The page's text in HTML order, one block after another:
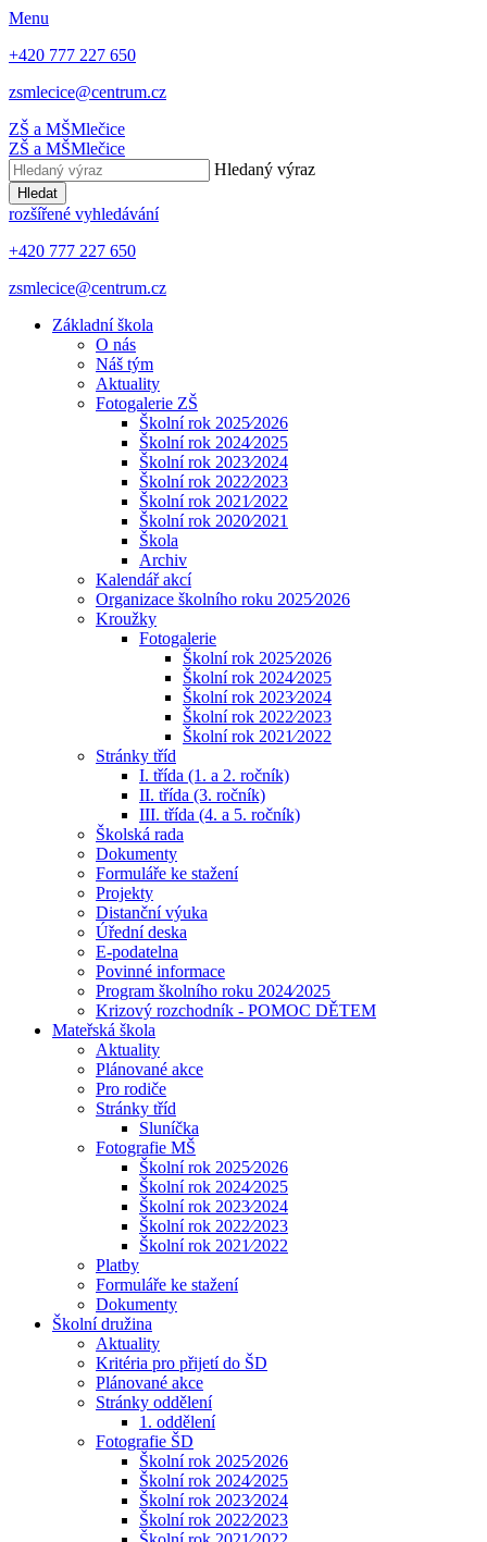
Menu
+420 777 227 650
zsmlecice@centrum.cz
ZŠ a MŠMlečice
ZŠ a MŠMlečice
Hledaný výraz
Hledat
rozšířené vyhledávání
+420 777 227 650
zsmlecice@centrum.cz
Základní škola
O nás
Náš tým
Aktuality
Fotogalerie ZŠ
Školní rok 2025⁄2026
Školní rok 2024⁄2025
Školní rok 2023⁄2024
Školní rok 2022⁄2023
Školní rok 2021⁄2022
Školní rok 2020⁄2021
Škola
Archiv
Kalendář akcí
Organizace školního roku 2025⁄2026
Kroužky
Fotogalerie
Školní rok 2025⁄2026
Školní rok 2024⁄2025
Školní rok 2023⁄2024
Školní rok 2022⁄2023
Školní rok 2021⁄2022
Stránky tříd
I. třída (1. a 2. ročník)
II. třída (3. ročník)
III. třída (4. a 5. ročník)
Školská rada
Dokumenty
Formuláře ke stažení
Projekty
Distanční výuka
Úřední deska
E-podatelna
Povinné informace
Program školního roku 2024⁄2025
Krizový rozchodník - POMOC DĚTEM
Mateřská škola
Aktuality
Plánované akce
Pro rodiče
Stránky tříd
Sluníčka
Fotografie MŠ
Školní rok 2025⁄2026
Školní rok 2024⁄2025
Školní rok 2023⁄2024
Školní rok 2022⁄2023
Školní rok 2021⁄2022
Platby
Formuláře ke stažení
Dokumenty
Školní družina
Aktuality
Kritéria pro přijetí do ŠD
Plánované akce
Stránky oddělení
1. oddělení
Fotografie ŠD
Školní rok 2025⁄2026
Školní rok 2024⁄2025
Školní rok 2023⁄2024
Školní rok 2022⁄2023